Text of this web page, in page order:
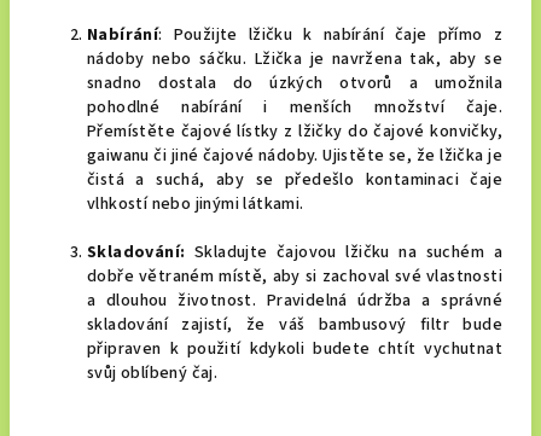
Nabírání: Použijte lžičku k nabírání čaje přímo z
nádoby nebo sáčku. Lžička je navržena tak, aby se
snadno dostala do úzkých otvorů a umožnila
pohodlné nabírání i menších množství čaje.
Přemístěte čajové lístky z lžičky do čajové konvičky,
gaiwanu či jiné čajové nádoby. Ujistěte se, že lžička je
čistá a suchá, aby se předešlo kontaminaci čaje
vlhkostí nebo jinými látkami.
Skladování: Skladujte čajovou lžičku na suchém a
dobře větraném místě, aby si zachoval své vlastnosti
a dlouhou životnost. Pravidelná údržba a správné
skladování zajistí, že váš bambusový filtr bude
připraven k použití kdykoli budete chtít vychutnat
svůj oblíbený čaj.